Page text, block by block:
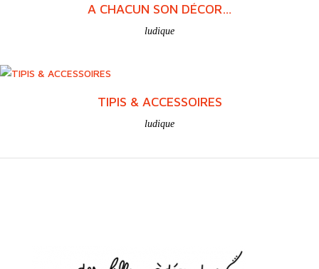
A CHACUN SON DÉCOR…
ludique
TIPIS & ACCESSOIRES
ludique